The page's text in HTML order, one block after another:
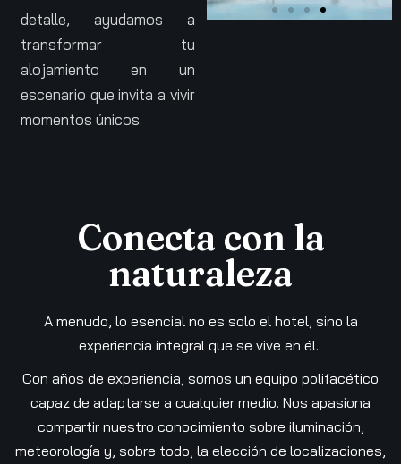
detalle, ayudamos a
transformar tu
alojamiento en un
escenario que invita a vivir
momentos únicos.
Conecta con la
naturaleza
A menudo, lo esencial no es solo el hotel, sino la
experiencia integral que se vive en él.
Con años de experiencia, somos un equipo polifacético
capaz de adaptarse a cualquier medio. Nos apasiona
compartir nuestro conocimiento sobre iluminación,
meteorología y, sobre todo, la elección de localizaciones,